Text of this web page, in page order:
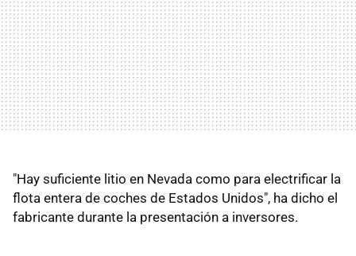
"Hay suficiente litio en Nevada como para electrificar la
flota entera de coches de Estados Unidos", ha dicho el
fabricante durante la presentación a inversores.